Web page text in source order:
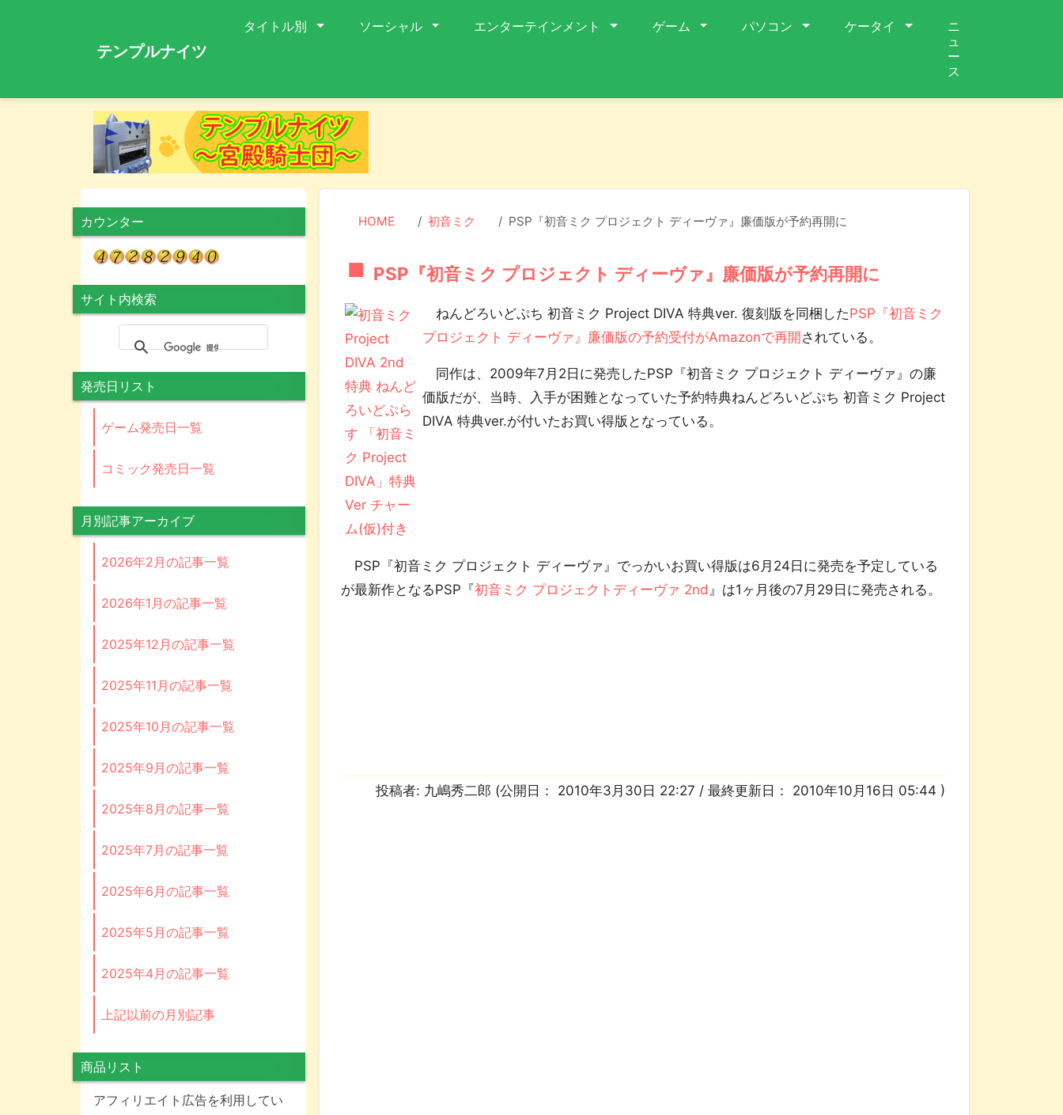
テンプルナイツ
タイトル別 ソーシャル エンターテインメント ゲーム パソコン ケータイ
ニ
ュ
ー
ス
HOME 初音ミク PSP『初音ミク プロジェクト ディーヴァ』廉価版が予約再開に
PSP『初音ミク プロジェクト ディーヴァ』廉価版が予約再開に
ねんどろいどぷち 初音ミク Project DIVA 特典ver. 復刻版を同梱したPSP『初音ミク
プロジェクト ディーヴァ』廉価版の予約受付がAmazonで再開 されている。
同作は、2009年7月2日に発売したPSP『初音ミク プロジェクト ディーヴァ』の廉
価版だが、当時、入手が困難となっていた予約特典ねんどろいどぷち 初音ミク Project
DIVA 特典ver.が付いたお買い得版となっている。
PSP『初音ミク プロジェクト ディーヴァ』でっかいお買い得版は6月24日に発売を予定している
が最新作となるPSP『初音ミク プロジェクトディーヴァ 2nd 』は1ヶ月後の7月29日に発売される。
投稿者: 九嶋秀二郎 (公開日： 2010年3月30日 22:27 / 最終更新日： 2010年10月16日 05:44 )
カウンター
サイト内検索
発売日リスト
ゲーム発売日一覧
コミック発売日一覧
月別記事アーカイブ
2026年2月の記事一覧
2026年1月の記事一覧
2025年12月の記事一覧
2025年11月の記事一覧
2025年10月の記事一覧
2025年9月の記事一覧
2025年8月の記事一覧
2025年7月の記事一覧
2025年6月の記事一覧
2025年5月の記事一覧
2025年4月の記事一覧
上記以前の月別記事
商品リスト
アフィリエイト広告を利用してい